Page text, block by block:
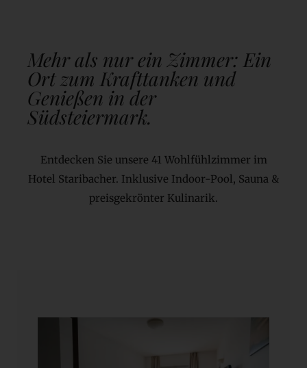
Mehr als nur ein Zimmer: Ein
Ort zum Krafttanken und
Genießen in der
Südsteiermark.
Entdecken Sie unsere 41 Wohlfühlzimmer im
Hotel Staribacher. Inklusive Indoor-Pool, Sauna &
preisgekrönter Kulinarik.